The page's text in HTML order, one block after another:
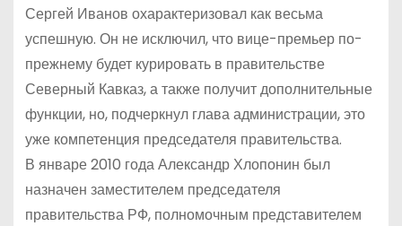
Сергей Иванов охарактеризовал как весьма
успешную. Он не исключил, что вице-премьер по-
прежнему будет курировать в правительстве
Северный Кавказ, а также получит дополнительные
функции, но, подчеркнул глава администрации, это
уже компетенция председателя правительства.
В январе 2010 года Александр Хлопонин был
назначен заместителем председателя
правительства РФ, полномочным представителем